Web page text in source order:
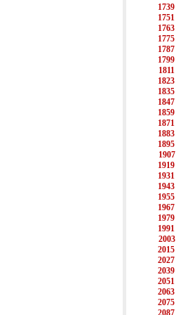
1739
1751
1763
1775
1787
1799
1811
1823
1835
1847
1859
1871
1883
1895
1907
1919
1931
1943
1955
1967
1979
1991
2003
2015
2027
2039
2051
2063
2075
2087